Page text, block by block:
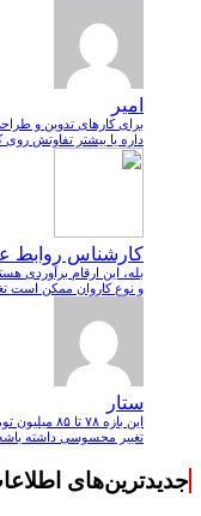
امیر
داره یا بیشتر تفاوتش روی
کارشناس روابط
بله، این ارقام برآوردی
و نوع کاروان ممکن است
ستار
این بازه
تغییر محسوسی داشته
جدیدترین‌های